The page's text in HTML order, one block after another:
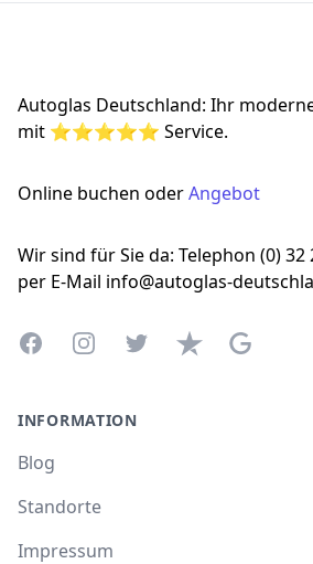
Autoglas Deutschland: Ihr
mit ⭐⭐⭐⭐⭐ Service.
Online buchen oderAngebot
Wir sind für Sie da: Telephon (0) 32
per E-Mail info@autoglas-
FacebookInstagramTwitterTrustpilotGoogle
INFORMATION
Blog
Standorte
Impressum